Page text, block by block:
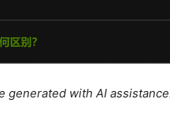
generated with AI